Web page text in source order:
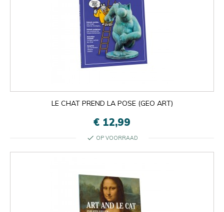
LE CHAT PREND LA POSE (GEO ART)
€ 12,99
check OP VOORRAAD